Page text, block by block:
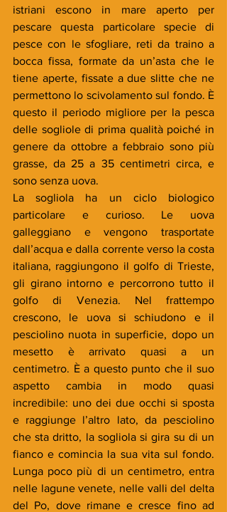
istriani escono in mare aperto per
pescare questa particolare specie di
pesce con le sfogliare, reti da traino a
bocca fissa, formate da un’asta che le
tiene aperte, fissate a due slitte che ne
permettono lo scivolamento sul fondo. È
questo il periodo migliore per la pesca
delle sogliole di prima qualità poiché in
genere da ottobre a febbraio sono più
grasse, da 25 a 35 centimetri circa, e
sono senza uova.
La sogliola ha un ciclo biologico
particolare e curioso. Le uova
galleggiano e vengono trasportate
dall’acqua e dalla corrente verso la costa
italiana, raggiungono il golfo di Trieste,
gli girano intorno e percorrono tutto il
golfo di Venezia. Nel frattempo
crescono, le uova si schiudono e il
pesciolino nuota in superficie, dopo un
mesetto è arrivato quasi a un
centimetro. È a questo punto che il suo
aspetto cambia in modo quasi
incredibile: uno dei due occhi si sposta
e raggiunge l’altro lato, da pesciolino
che sta dritto, la sogliola si gira su di un
fianco e comincia la sua vita sul fondo.
Lunga poco più di un centimetro, entra
nelle lagune venete, nelle valli del delta
del Po, dove rimane e cresce fino ad